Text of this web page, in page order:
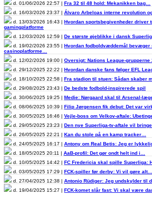
d. 01/06/2026 22:57 | Fra 32 til 48 hold: Mekanikken bag…
d. 16/03/2026 23:37 | Álvaro Arbeloas interne revolution
d. 13/03/2026 16:43 | Hvordan sportsbegivenheder driver
gamingplatforme
d. 12/03/2026 12:59 | De største øjeblikke i dansk
d. 19/02/2026 23:55 | Hvordan fodboldvæddemål bevæger
casinoplatforme…
d. 12/02/2026 19:00 | Oversigt: Nations League-grupperne
d. 29/12/2025 22:22 | Hvordan danske fans følger EFL
d. 18/10/2025 22:58 | Fra stadion til stuen: Sådan skaber
d. 29/08/2025 23:43 | De bedste fodbold-inspirerede spil
d. 30/06/2025 19:25 | Medie: Nørgaard skal til Arsenal-
d. 08/06/2025 10:39 | Filip Jørgensen fik debut: Det var
d. 30/05/2025 16:46 | Vejle-boss om Velkov-aftale:
d. 29/05/2025 23:23 | Den nye Superliga-tv-aftale vil
d. 26/05/2025 22:21 | Kan du stole på en kamp tracker…
d. 24/05/2025 16:17 | Antony om Real Betis: Jeg er
d. 18/05/2025 20:11 | AaB-profil: Det gør ondt helt ind i…
d. 10/05/2025 14:42 | FC Fredericia skal spille Superliga:
d. 03/05/2025 17:29 | FCK-spiller før derby: Vi vil gøre alt…
d. 27/04/2025 12:38 | Antonio Rüdiger: Jeg undskylder til
d. 19/04/2025 15:27 | FCK-komet slår fast: Vi skal være